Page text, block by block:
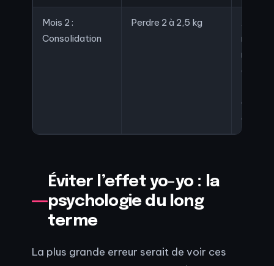
Mois 2 :
Consolidation
Perdre 2 à 2,5 kg
Ajout
du
Éviter l’effet yo-yo : la
psychologie du long
terme
La plus grande erreur serait de voir ces